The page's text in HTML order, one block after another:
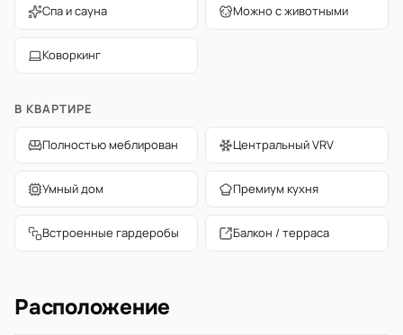
Спа и сауна Можно с животными
Коворкинг
В КВАРТИРЕ
Полностью меблирован Центральный VRV
Умный дом Премиум кухня
Встроенные гардеробы Балкон / терраса
Расположение